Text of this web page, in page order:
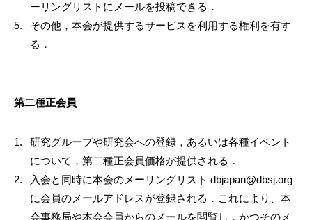
ーリングリストにメールを投稿できる．
その他，本会が提供するサービスを利用する権利を有す
る．
第二種正会員
研究グループや研究会への登録，あるいは各種イベント
について，第二種正会員価格が提供される．
入会と同時に本会のメーリングリスト dbjapan@dbsj.org
に会員のメールアドレスが登録される．これにより、本
会事務局や本会会員からのメールを閲覧し，かつそのメ